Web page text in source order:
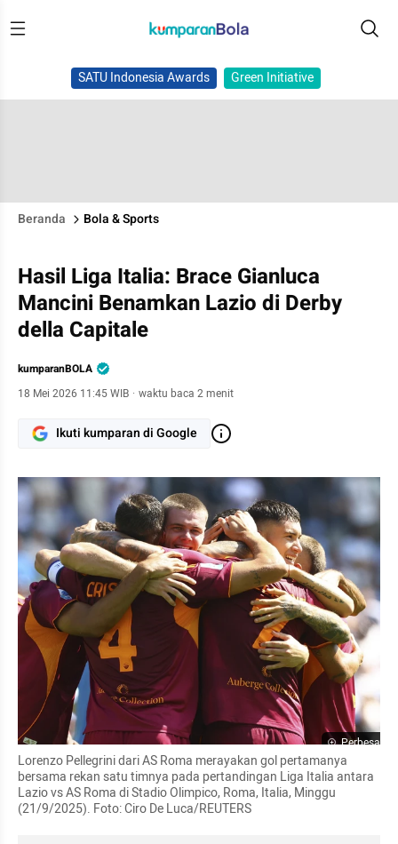
SATU Indonesia Awards Green Initiative
Beranda Bola & Sports
Hasil Liga Italia: Brace Gianluca
Mancini Benamkan Lazio di Derby
della Capitale
kumparanBOLA
18 Mei 2026 11:45 WIB · waktu baca 2 menit
Ikuti kumparan di Google
Perbesar
Lorenzo Pellegrini dari AS Roma merayakan gol pertamanya
bersama rekan satu timnya pada pertandingan Liga Italia antara
Lazio vs AS Roma di Stadio Olimpico, Roma, Italia, Minggu
(21/9/2025). Foto: Ciro De Luca/REUTERS